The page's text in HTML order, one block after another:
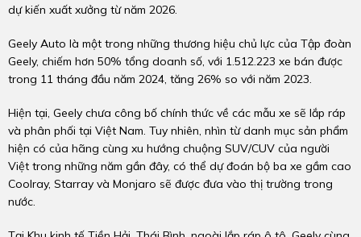
dự kiến xuất xưởng từ năm 2026.
Geely Auto là một trong những thương hiệu chủ lực của Tập đoàn
Geely, chiếm hơn 50% tổng doanh số, với 1.512.223 xe bán được
trong 11 tháng đầu năm 2024, tăng 26% so với năm 2023.
Hiện tại, Geely chưa công bố chính thức về các mẫu xe sẽ lắp ráp
và phân phối tại Việt Nam. Tuy nhiên, nhìn từ danh mục sản phẩm
hiện có của hãng cùng xu hướng chuộng SUV/CUV của người
Việt trong những năm gần đây, có thể dự đoán bộ ba xe gầm cao
Coolray, Starray và Monjaro sẽ được đưa vào thị trường trong
nước.